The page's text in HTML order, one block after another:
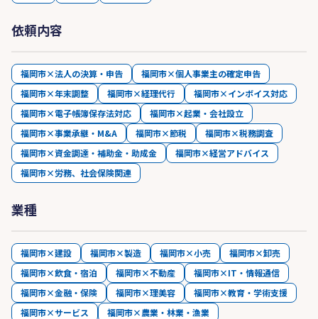
依頼内容
福岡市×法人の決算・申告
福岡市×個人事業主の確定申告
福岡市×年末調整
福岡市×経理代行
福岡市×インボイス対応
福岡市×電子帳簿保存法対応
福岡市×起業・会社設立
福岡市×事業承継・M&A
福岡市×節税
福岡市×税務調査
福岡市×資金調達・補助金・助成金
福岡市×経営アドバイス
福岡市×労務、社会保険関連
業種
福岡市×建設 福岡市×製造 福岡市×小売
福岡市×卸売
福岡市×飲食・宿泊
福岡市×不動産
福岡市×IT・情報通信
福岡市×金融・保険
福岡市×理美容
福岡市×教育・学術支援
福岡市×サービス
福岡市×農業・林業・漁業